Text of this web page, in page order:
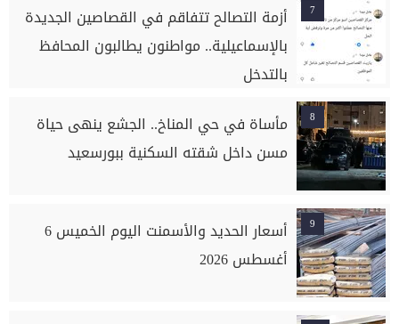
7
أزمة التصالح تتفاقم في القصاصين الجديدة
بالإسماعيلية.. مواطنون يطالبون المحافظ
بالتدخل
8
مأساة في حي المناخ.. الجشع ينهى حياة
مسن داخل شقته السكنية ببورسعيد
9
أسعار الحديد والأسمنت اليوم الخميس 6
أغسطس 2026